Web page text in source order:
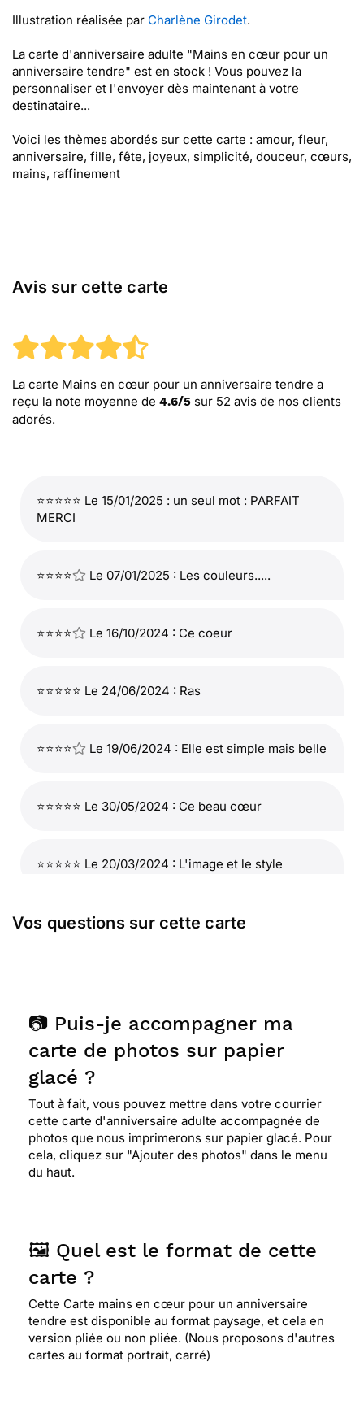
Illustration réalisée par Charlène Girodet.
La carte d'anniversaire adulte "Mains en cœur pour un
anniversaire tendre" est en stock ! Vous pouvez la
personnaliser et l'envoyer dès maintenant à votre
destinataire...
Voici les thèmes abordés sur cette carte : amour, fleur,
anniversaire, fille, fête, joyeux, simplicité, douceur, cœurs,
mains, raffinement
Avis sur cette carte
La carte Mains en cœur pour un anniversaire tendre a
reçu la note moyenne de 4.6/5 sur 52 avis de nos clients
adorés.
⭐⭐⭐⭐⭐ Le 15/01/2025 : un seul mot : PARFAIT
MERCI
⭐⭐⭐⭐ Le 07/01/2025 : Les couleurs.....
⭐⭐⭐⭐ Le 16/10/2024 : Ce coeur
⭐⭐⭐⭐⭐ Le 24/06/2024 : Ras
⭐⭐⭐⭐ Le 19/06/2024 : Elle est simple mais belle
⭐⭐⭐⭐⭐ Le 30/05/2024 : Ce beau cœur
⭐⭐⭐⭐⭐ Le 20/03/2024 : L'image et le style
⭐⭐⭐⭐⭐ Le 29/01/2024 : Nickel
⭐⭐⭐⭐⭐ Le 26/01/2024 : Très bon site
⭐⭐⭐⭐⭐ Le 21/12/2023 : Très belles cartes, joli
design! Qualité top comme d’habitude. On
adooore, merci!
⭐⭐⭐⭐ Le 23/05/2023 : Bien
⭐⭐⭐⭐⭐ Le 01/03/2023 : Pas de suggestion carte
au gout du jour
Vos questions sur cette carte
📷 Puis-je accompagner ma
carte de photos sur papier
glacé ?
Tout à fait, vous pouvez mettre dans votre courrier
cette carte d'anniversaire adulte accompagnée de
photos que nous imprimerons sur papier glacé. Pour
cela, cliquez sur "Ajouter des photos" dans le menu
du haut.
🖼️ Quel est le format de cette
carte ?
Cette Carte mains en cœur pour un anniversaire
tendre est disponible au format paysage, et cela en
version pliée ou non pliée. (Nous proposons d'autres
cartes au format portrait, carré)